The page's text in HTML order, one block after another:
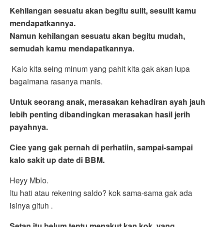
Kehilangan sesuatu akan begitu sulit, sesulit kamu
mendapatkannya.
Namun kehilangan sesuatu akan begitu mudah,
semudah kamu mendapatkannya.
Kalo kita seing minum yang pahit kita gak akan lupa
bagaimana rasanya manis.
Untuk seorang anak, merasakan kehadiran ayah jauh
lebih penting dibandingkan merasakan hasil jerih
payahnya.
Ciee yang gak pernah di perhatiin, sampai-sampai
kalo sakit up date di BBM.
Heyy Mblo.
Itu hati atau rekening saldo? kok sama-sama gak ada
isinya gituh .